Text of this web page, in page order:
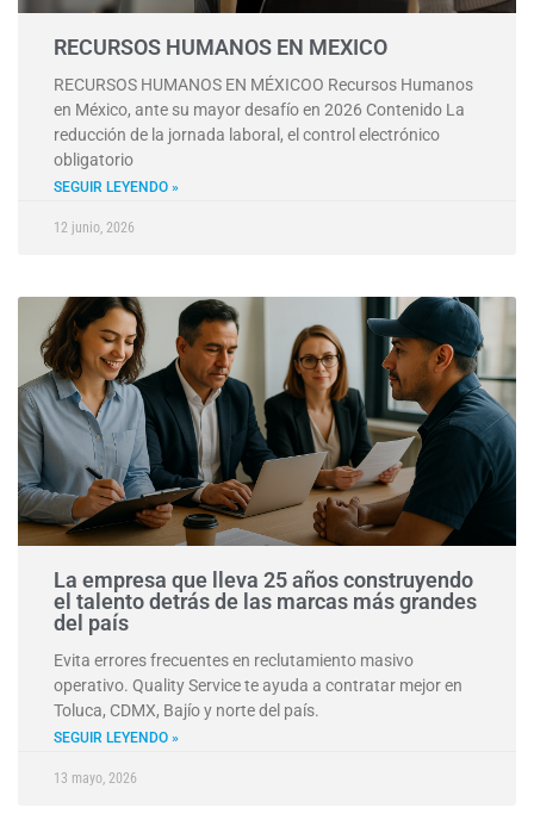
RECURSOS HUMANOS EN MEXICO
RECURSOS HUMANOS EN MÉXICOO Recursos Humanos
en México, ante su mayor desafío en 2026 Contenido La
reducción de la jornada laboral, el control electrónico
obligatorio
SEGUIR LEYENDO »
12 junio, 2026
La empresa que lleva 25 años construyendo
el talento detrás de las marcas más grandes
del país
Evita errores frecuentes en reclutamiento masivo
operativo. Quality Service te ayuda a contratar mejor en
Toluca, CDMX, Bajío y norte del país.
SEGUIR LEYENDO »
13 mayo, 2026